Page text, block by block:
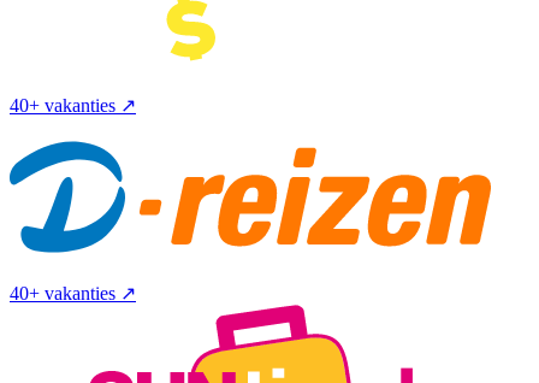
40+ vakanties ↗
40+ vakanties ↗